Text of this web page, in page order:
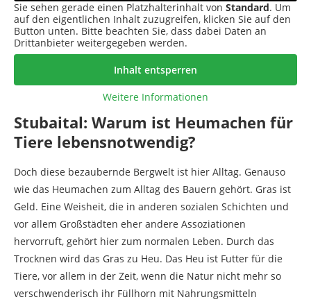
Sie sehen gerade einen Platzhalterinhalt von Standard. Um
auf den eigentlichen Inhalt zuzugreifen, klicken Sie auf den
Button unten. Bitte beachten Sie, dass dabei Daten an
Drittanbieter weitergegeben werden.
Inhalt entsperren
Weitere Informationen
Stubaital: Warum ist Heumachen für
Tiere lebensnotwendig?
Doch diese bezaubernde Bergwelt ist hier Alltag. Genauso
wie das Heumachen zum Alltag des Bauern gehört. Gras ist
Geld. Eine Weisheit, die in anderen sozialen Schichten und
vor allem Großstädten eher andere Assoziationen
hervorruft, gehört hier zum normalen Leben. Durch das
Trocknen wird das Gras zu Heu. Das Heu ist Futter für die
Tiere, vor allem in der Zeit, wenn die Natur nicht mehr so
verschwenderisch ihr Füllhorn mit Nahrungsmitteln